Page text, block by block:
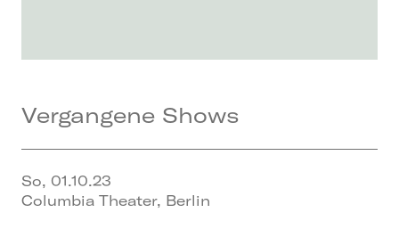
Kaum ein anderer Künstler bringt so viel
nächste Runde Moshpits und volle Power gibt
es bei den CHURCH OF RAGE SHOWS.
Vergangene Shows
So, 01.10.23
Columbia Theater, Berlin